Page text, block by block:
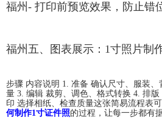
福州- 打印前预览效果，防止错
福州五、图表展示：1寸照片制
步骤 内容说明 1. 准备 确认尺寸、服装
量 3. 编辑 裁剪、调色、格式转换 4. 排
印 选择相纸、检查质量这张简易流程表
何制作1寸证件照的过程，让每一步都有